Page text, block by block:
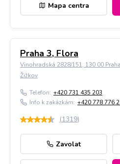
Mapa centra
Praha 3, Flora
Vinohradská 2828/151, 130 00
Žižkov
Telefon: +420 731 435 203
Info k zakázkám: +420 778 776
(1319)
Zavolat